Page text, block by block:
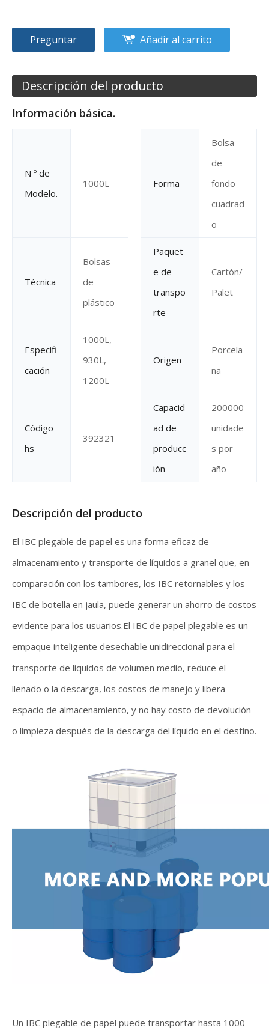
Preguntar Añadir al carrito
Descripción del producto
Información básica.
N º de
Modelo.
1000L Forma
Bolsa
de
fondo
cuadrad
o
Técnica
Bolsas
de
plástico
Paquet
e de
transpo
rte
Cartón/
Palet
Especifi
cación
1000L,
930L,
1200L
Origen
Porcela
na
Código
hs
392321
Capacid
ad de
producc
ión
200000
unidade
s por
año
Descripción del producto
El IBC plegable de papel es una forma eficaz de
almacenamiento y transporte de líquidos a granel que, en
comparación con los tambores, los IBC retornables y los
IBC de botella en jaula, puede generar un ahorro de costos
evidente para los usuarios.El IBC de papel plegable es un
empaque inteligente desechable unidireccional para el
transporte de líquidos de volumen medio, reduce el
llenado o la descarga, los costos de manejo y libera
espacio de almacenamiento, y no hay costo de devolución
o limpieza después de la descarga del líquido en el destino.
Un IBC plegable de papel puede transportar hasta 1000